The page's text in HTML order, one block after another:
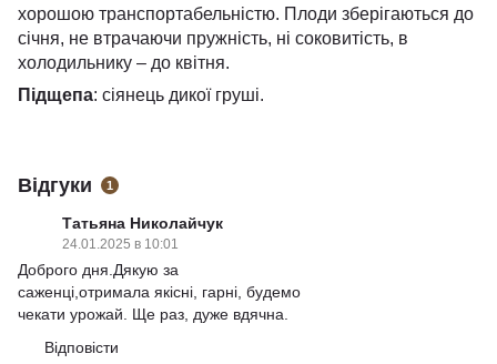
хорошою транспортабельністю. Плоди зберігаються до
січня, не втрачаючи пружність, ні соковитість, в
холодильнику – до квітня.
Підщепа: сіянець дикої груші.
Відгуки 1
Татьяна Николайчук
24.01.2025 в 10:01
Доброго дня.Дякую за
саженці,отримала якісні, гарні, будемо
чекати урожай. Ще раз, дуже вдячна.
Відповісти